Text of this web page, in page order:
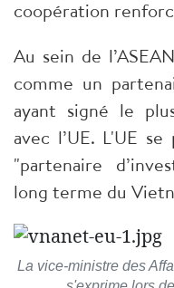
coopération
​Au sein de
comme un
ayant signé le
avec l’UE. L'UE
"partenaire
long terme du
La vice-ministre des